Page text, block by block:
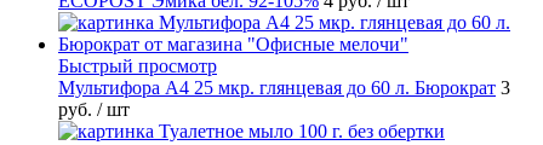
Быстрый просмотр
Мультифора А4 25 мкр. глянцевая до 60 л. Бюрократ 3
руб. / шт